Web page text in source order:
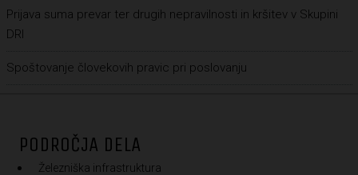
Prijava suma prevar ter drugih nepravilnosti in kršitev v Skupini
DRI
Spoštovanje človekovih pravic pri poslovanju
PODROČJA DELA
Železniška infrastruktura